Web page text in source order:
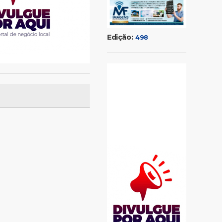
Edição: 498